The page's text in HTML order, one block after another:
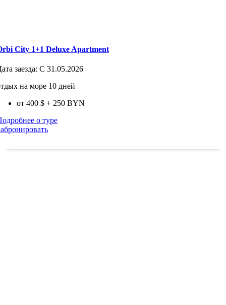
City 1+1 Deluxe Apartment
заезда: С 31.05.2026
на море 10 дней
от 400 $ + 250 BYN
о туре